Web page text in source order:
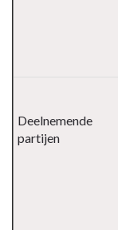
Deelnemende
partijen